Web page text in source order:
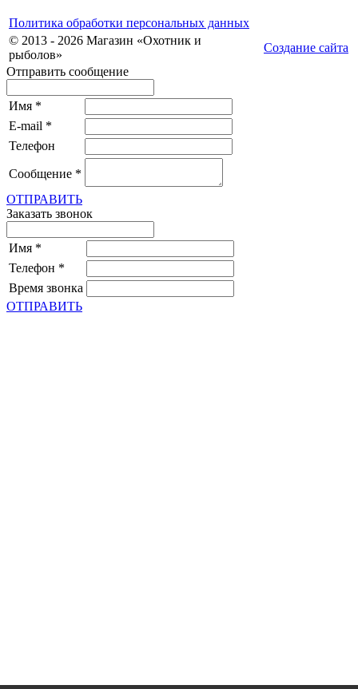
Политика обработки персональных данных
© 2013 - 2026 Магазин «Охотник и
рыболов»
Создание сайта
Отправить сообщение
Имя *
E-mail *
Телефон
Сообщение *
ОТПРАВИТЬ
Заказать звонок
Имя *
Телефон *
Время звонка
ОТПРАВИТЬ